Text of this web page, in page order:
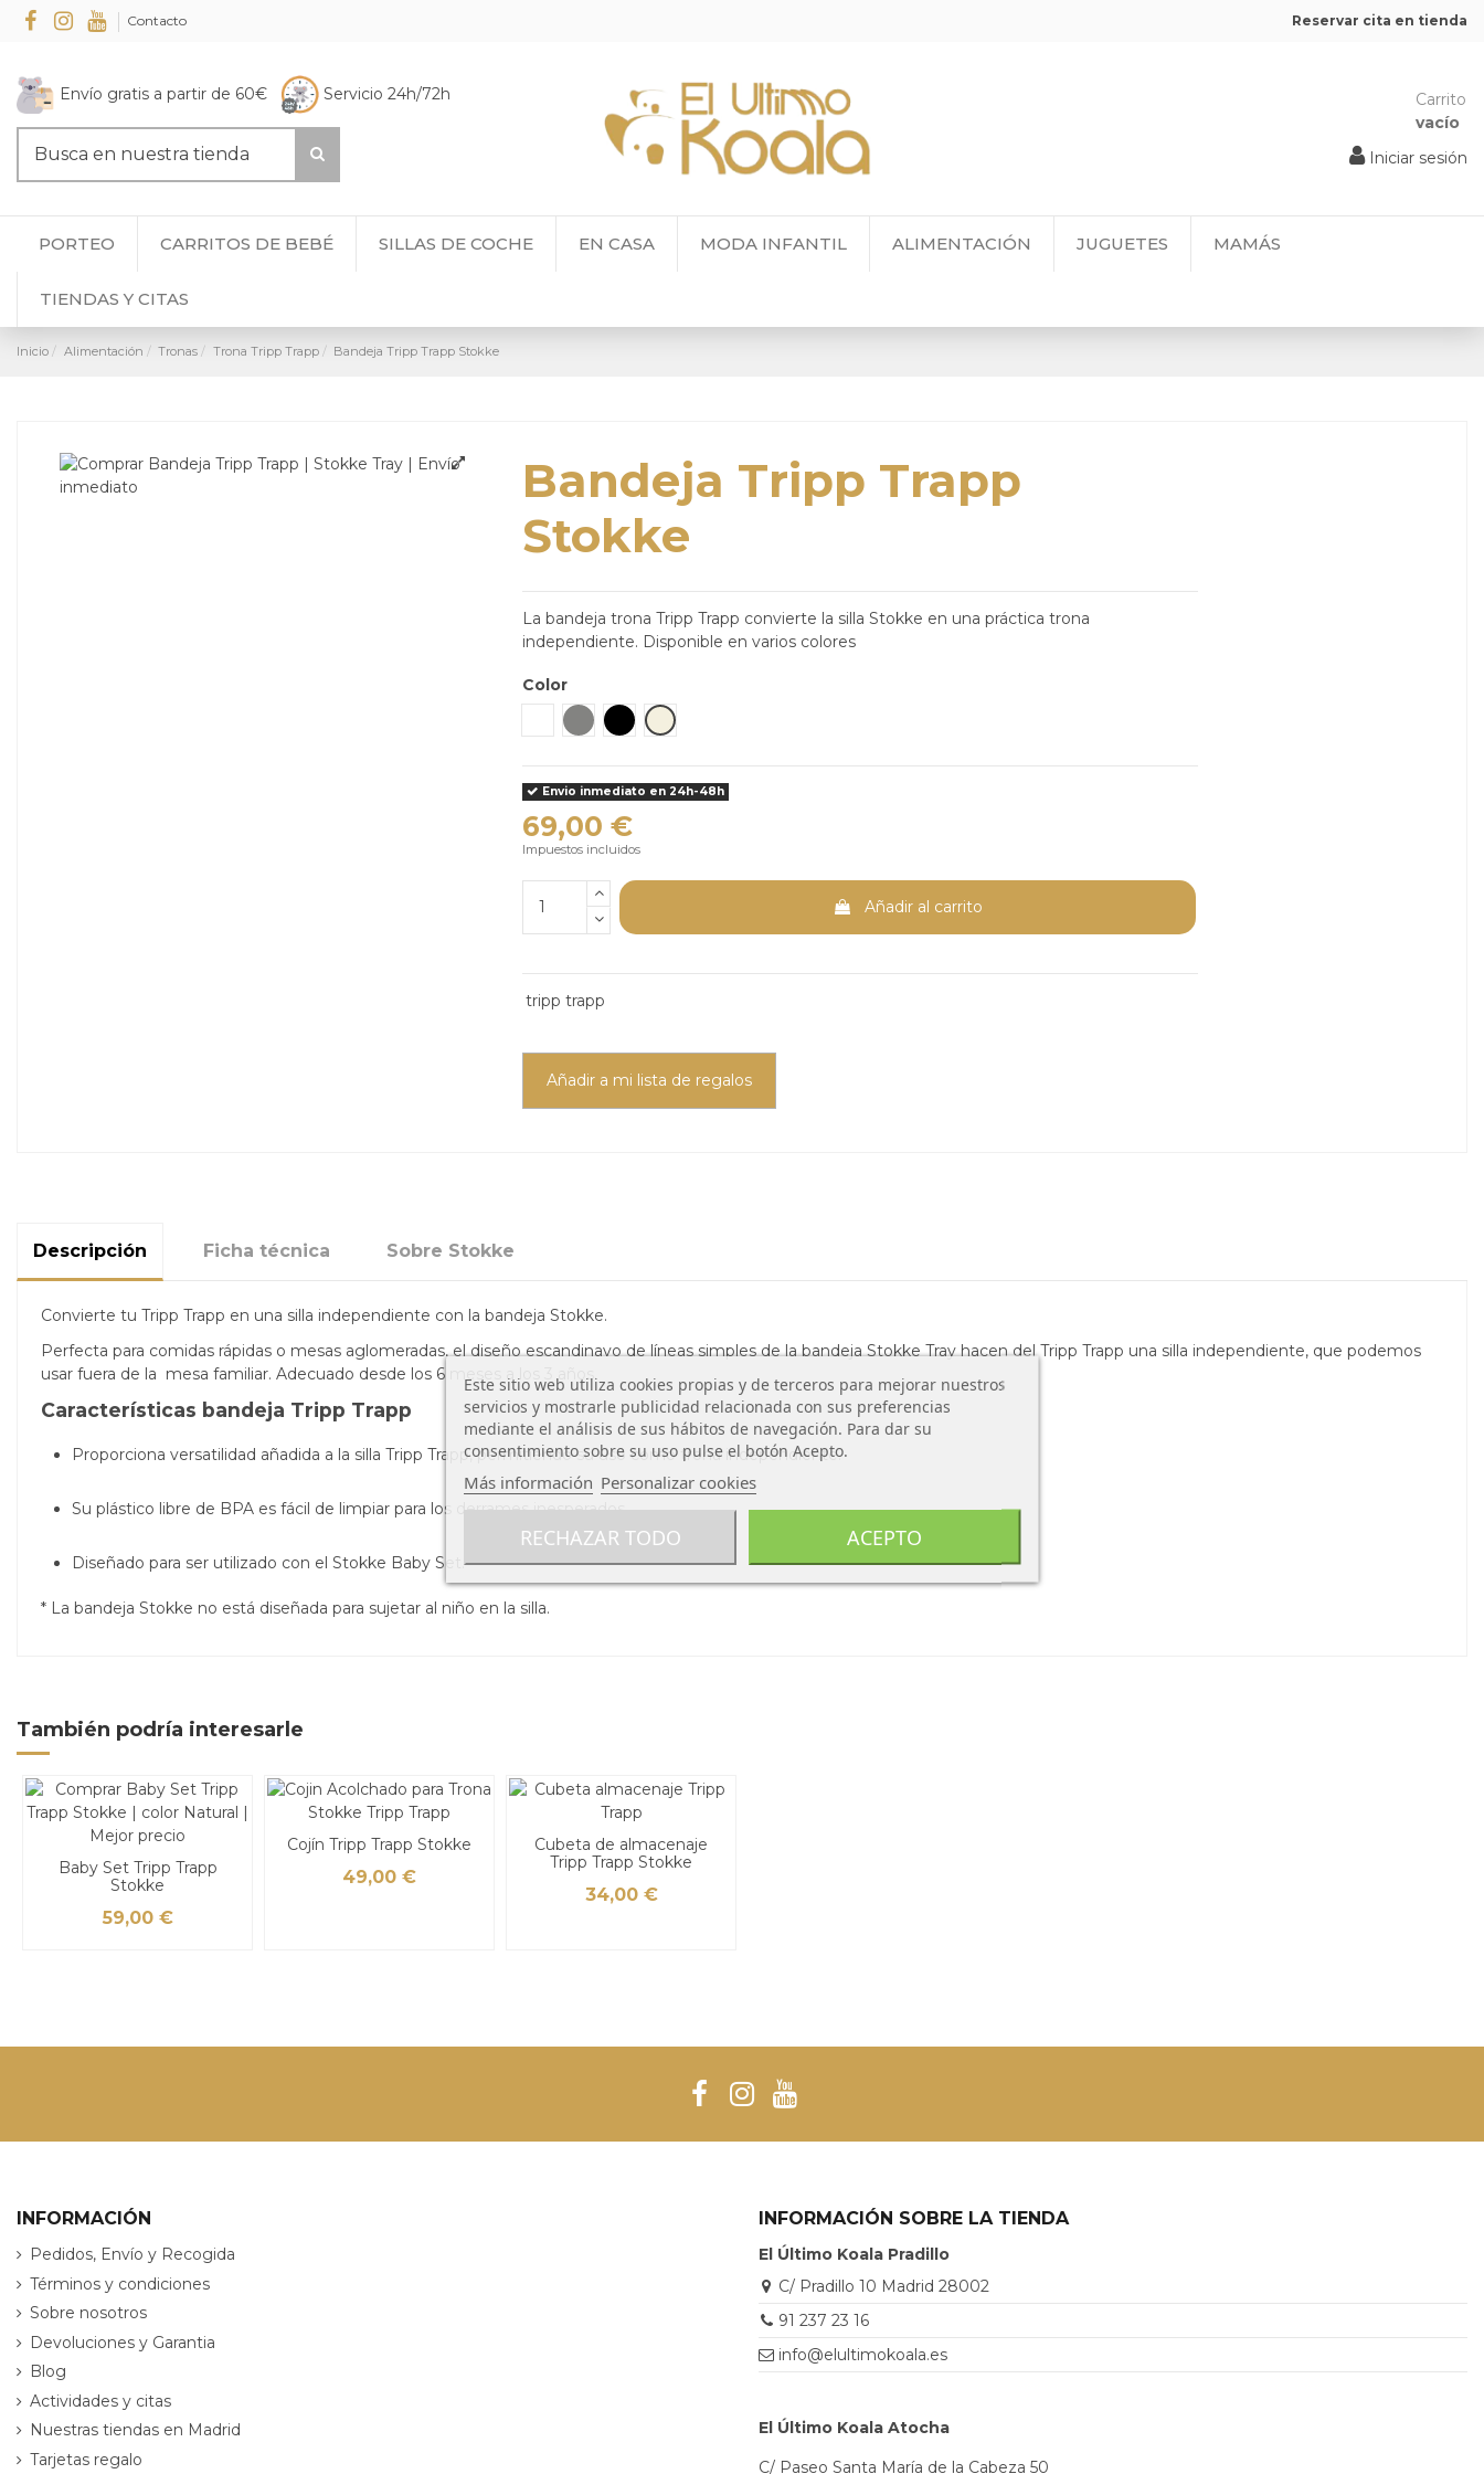
Contacto Reservar cita en tienda
Envío gratis a partir de 60€ Servicio 24h/72h
Carrito
vacío
Iniciar sesión
PORTEO CARRITOS DE BEBÉ SILLAS DE COCHE EN CASA MODA INFANTIL ALIMENTACIÓN JUGUETES MAMÁS
TIENDAS Y CITAS
Inicio Alimentación Tronas Trona Tripp Trapp Bandeja Tripp Trapp Stokke
Bandeja Tripp Trapp
Stokke
La bandeja trona Tripp Trapp convierte la silla Stokke en una práctica trona
independiente. Disponible en varios colores
Color
Blanco Gris Tormenta
Negro Blanco Vainilla
Envio inmediato en 24h-48h
69,00 €
Impuestos incluidos
Añadir al carrito
tripp trapp
Añadir a mi lista de regalos
Descripción Ficha técnica Sobre Stokke
Convierte tu Tripp Trapp en una silla independiente con la bandeja Stokke.
Perfecta para comidas rápidas o mesas aglomeradas, el diseño escandinavo de líneas simples de la bandeja Stokke Tray hacen del Tripp Trapp una silla independiente, que podemos
usar fuera de la mesa familiar. Adecuado desde los 6 meses a los 3 años.
Características bandeja Tripp Trapp
Proporciona versatilidad añadida a la silla Tripp Trapp, permitiendo su uso como trona independiente.
Su plástico libre de BPA es fácil de limpiar para los derrames inesperados.
Diseñado para ser utilizado con el Stokke Baby Set.
* La bandeja Stokke no está diseñada para sujetar al niño en la silla.
También podría interesarle
Baby Set Tripp Trapp
Stokke
59,00 €
Cojín Tripp Trapp Stokke
49,00 €
Cubeta de almacenaje
Tripp Trapp Stokke
34,00 €
INFORMACIÓN
Pedidos, Envío y Recogida
Términos y condiciones
Sobre nosotros
Devoluciones y Garantia
Blog
Actividades y citas
Nuestras tiendas en Madrid
Tarjetas regalo
INFORMACIÓN SOBRE LA TIENDA
El Último Koala Pradillo
C/ Pradillo 10 Madrid 28002
91 237 23 16
info@elultimokoala.es
El Último Koala Atocha
C/ Paseo Santa María de la Cabeza 50
Este sitio web utiliza cookies propias y de terceros para mejorar nuestros
servicios y mostrarle publicidad relacionada con sus preferencias
mediante el análisis de sus hábitos de navegación. Para dar su
consentimiento sobre su uso pulse el botón Acepto.
Más información Personalizar cookies
RECHAZAR TODO ACEPTO